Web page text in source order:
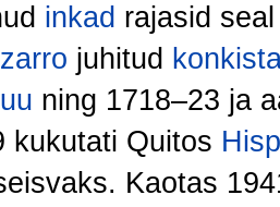
inkad rajasid
juhitud
ning 1718–23 ja
kukutati Quitos
Kaotas